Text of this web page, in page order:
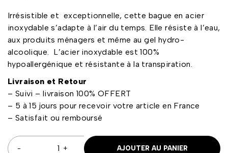
Irrésistible et exceptionnelle, cette bague en acier
inoxydable s’adapte à l’air du temps. Elle résiste à l’eau,
aux produits ménagers et même au gel hydro-
alcoolique. L’acier inoxydable est 100%
hypoallergénique et résistante à la transpiration.
Livraison et Retour
– Suivi – livraison 100% OFFERT
– 5 à 15 jours pour recevoir votre article en France
– Satisfait ou remboursé
AJOUTER AU PANIER